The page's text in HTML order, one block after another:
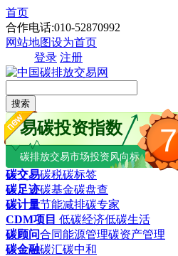
首页
合作电话:010-52870992
网站地图设为首页
登录 注册
搜索
7
易碳投资指数
碳排放交易市场投资风向标
碳交易碳税碳标签
碳足迹碳基金碳盘查
碳计量节能减排碳专家
CDM项目 低碳经济低碳生活
碳顾问合同能源管理碳资产管理
碳金融碳汇碳中和